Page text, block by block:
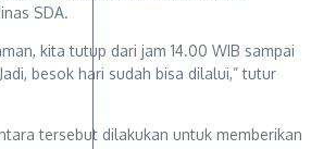
SDA.
kita tutup dari jam 14.00 WIB sampai
besok hari sudah bisa dilalui,” tutur
tersebut dilakukan untuk memberikan